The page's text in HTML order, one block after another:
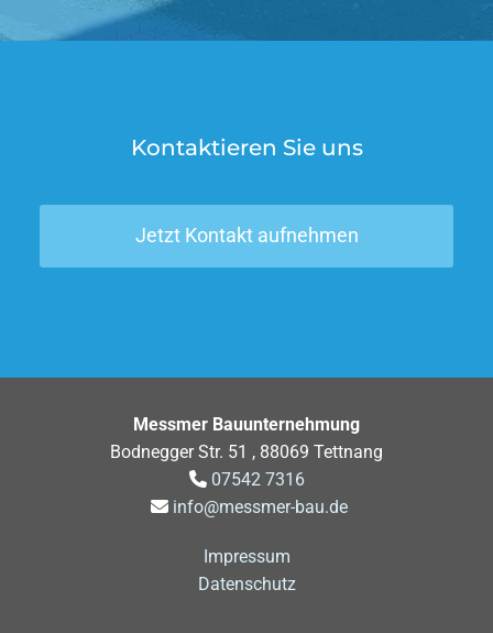
Kontaktieren Sie uns
Jetzt Kontakt aufnehmen
Messmer Bauunternehmung
Bodnegger Str. 51 , 88069 Tettnang
 07542 7316
 info@messmer-bau.de
Impressum
Datenschutz